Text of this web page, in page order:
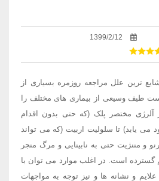
1399/2/12
ترین علل مراجعه روزمره بسیاری از
طیف وسیعی از بیماری های مختلف را
آلرژی مختصر پلک (که حتی بدون اقدام
می یابد) تا سلولیت اربیت (که می تواند
و مننژیت حتی به نابینایی و مرگ منجر
گسترده است. در اغلب موارد می توان با
علایم و نشانه ها و نیز توجه به مواجهات